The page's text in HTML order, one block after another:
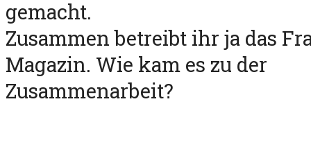
gemacht.
Zusammen betreibt ihr ja das
Magazin. Wie kam es zu der
Zusammenarbeit?